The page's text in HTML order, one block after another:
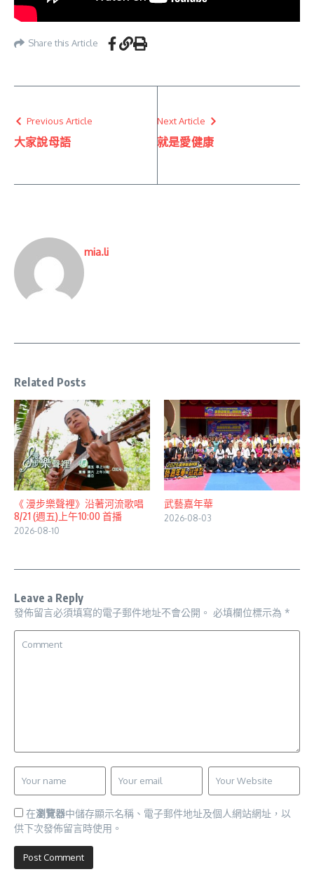
Share this Article
Previous Article
大家說母語
Next Article
就是愛健康
mia.li
Related Posts
《 漫步樂聲裡》沿著河流歌唱
8/21 (週五)上午10:00 首播
2026-08-10
武藝嘉年華
2026-08-03
Leave a Reply
發佈留言必須填寫的電子郵件地址不會公開。 必填欄位標示為 *
在瀏覽器中儲存顯示名稱、電子郵件地址及個人網站網址，以
供下次發佈留言時使用。